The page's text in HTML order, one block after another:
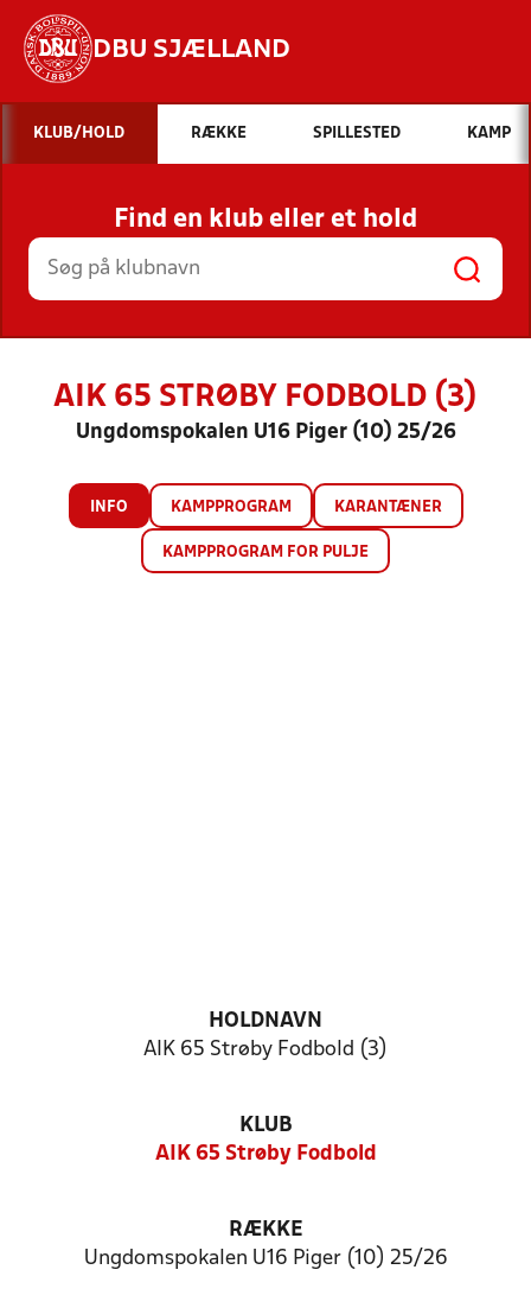
DBU SJÆLLAND
Hvad vil du søge efter?
INDHOLD OG NYHEDER
STILLINGER, RESULTATER, KLUBBER OG
HOLD
KLUB/HOLD RÆKKE SPILLESTED KAMP
Find en klub eller et hold
AIK 65 STRØBY FODBOLD (3)
Ungdomspokalen U16 Piger (10) 25/26
INFO KAMPPROGRAM KARANTÆNER
KAMPPROGRAM FOR PULJE
HOLDNAVN
AIK 65 Strøby Fodbold (3)
KLUB
AIK 65 Strøby Fodbold
RÆKKE
Ungdomspokalen U16 Piger (10) 25/26